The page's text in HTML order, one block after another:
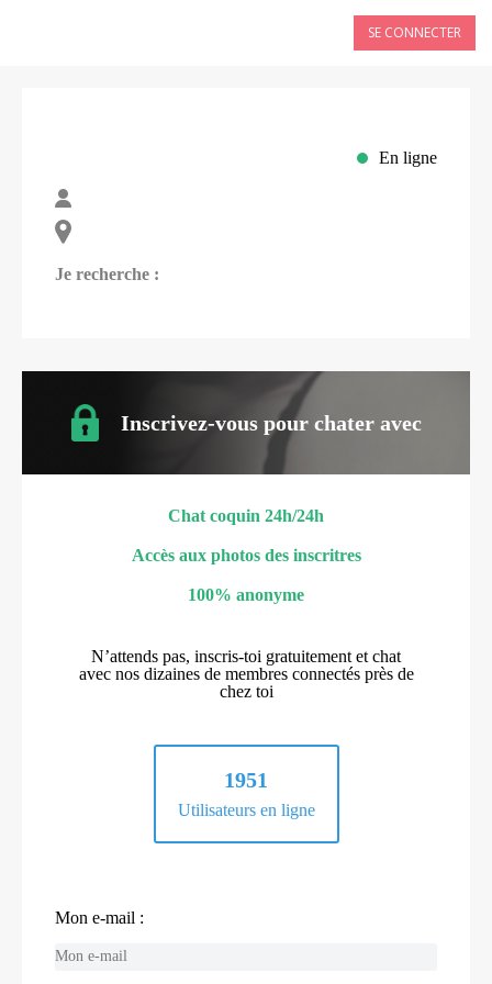
SE CONNECTER
En ligne
Je recherche :
Inscrivez-vous pour chater avec
Chat coquin 24h/24h
Accès aux photos des inscritres
100% anonyme
N’attends pas, inscris-toi gratuitement et chat
avec nos dizaines de membres connectés près de
chez toi
1951
Utilisateurs en ligne
Mon e-mail :